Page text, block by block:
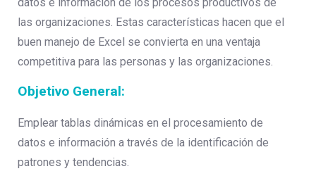
las organizaciones. Estas características hacen que el
buen manejo de Excel se convierta en una ventaja
competitiva para las personas y las organizaciones.
Objetivo General:
Emplear tablas dinámicas en el procesamiento de
datos e información a través de la identificación de
patrones y tendencias.